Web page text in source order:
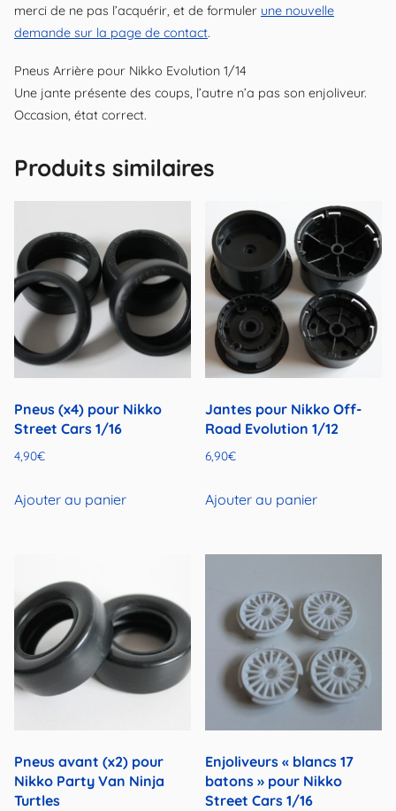
merci de ne pas l’acquérir, et de formuler une nouvelle
demande sur la page de contact.
Pneus Arrière pour Nikko Evolution 1/14
Une jante présente des coups, l’autre n’a pas son enjoliveur.
Occasion, état correct.
Produits similaires
Pneus (x4) pour Nikko
Street Cars 1/16
4,90€
Ajouter au panier
Jantes pour Nikko Off-
Road Evolution 1/12
6,90€
Ajouter au panier
Pneus avant (x2) pour
Nikko Party Van Ninja
Turtles
Enjoliveurs « blancs 17
batons » pour Nikko
Street Cars 1/16